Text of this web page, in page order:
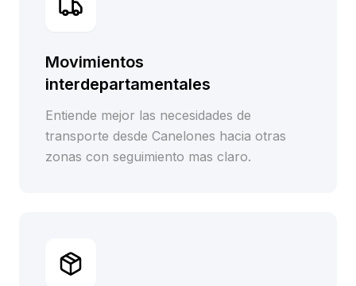
Movimientos
interdepartamentales
Entiende mejor las necesidades de
transporte desde Canelones hacia otras
zonas con seguimiento mas claro.